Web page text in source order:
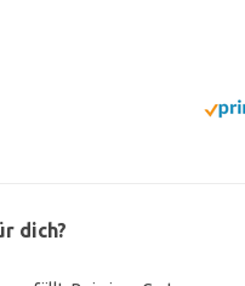
dich?